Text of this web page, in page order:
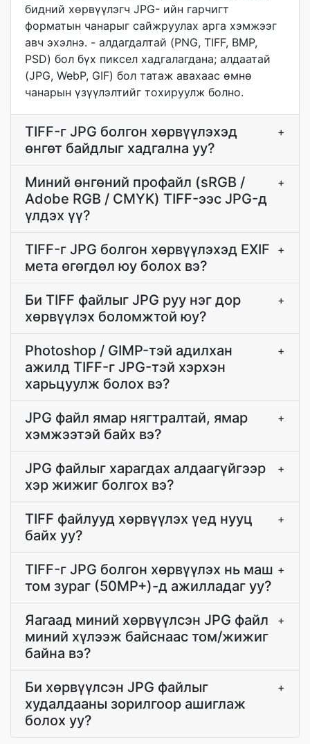
бидний хөрвүүлэгч JPG- ийн гарчигт
форматын чанарыг сайжруулах арга хэмжээг
авч эхэлнэ. - алдагдалтай (PNG, TIFF, BMP,
PSD) бол бүх пиксел хадгалагдана; алдаатай
(JPG, WebP, GIF) бол татаж авахаас өмнө
чанарын үзүүлэлтийг тохируулж болно.
TIFF-г JPG болгон хөрвүүлэхэд
өнгөт байдлыг хадгална уу?
+
Миний өнгөний профайл (sRGB /
Adobe RGB / CMYK) TIFF-ээс JPG-д
үлдэх үү?
+
TIFF-г JPG болгон хөрвүүлэхэд EXIF
мета өгөгдөл юу болох вэ?
+
Би TIFF файлыг JPG руу нэг дор
хөрвүүлэх боломжтой юу?
+
Photoshop / GIMP-тэй адилхан
ажилд TIFF-г JPG-тэй хэрхэн
харьцуулж болох вэ?
+
JPG файл ямар нягтралтай, ямар
хэмжээтэй байх вэ?
+
JPG файлыг харагдах алдаагүйгээр
хэр жижиг болгох вэ?
+
TIFF файлууд хөрвүүлэх үед нууц
байх уу?
+
TIFF-г JPG болгон хөрвүүлэх нь маш
том зураг (50MP+)-д ажилладаг уу?
+
Яагаад миний хөрвүүлсэн JPG файл
миний хүлээж байснаас том/жижиг
байна вэ?
+
Би хөрвүүлсэн JPG файлыг
худалдааны зорилгоор ашиглаж
болох уу?
+